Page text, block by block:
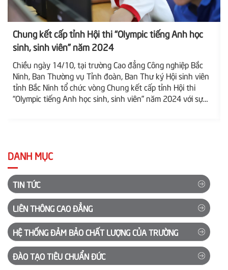
Chung kết cấp tỉnh Hội thi “Olympic tiếng Anh học
sinh, sinh viên” năm 2024
Chiều ngày 14/10, tại trường Cao đẳng Công nghiệp Bắc
Ninh, Ban Thường vụ Tỉnh đoàn, Ban Thư ký Hội sinh viên
tỉnh Bắc Ninh tổ chức vòng Chung kết cấp tỉnh Hội thi
“Olympic tiếng Anh học sinh, sinh viên” năm 2024 với sự
DANH MỤC
TIN TỨC
LIÊN THÔNG CAO ĐẲNG
HỆ THỐNG ĐẢM BẢO CHẤT LƯỢNG CỦA TRƯỜNG
ĐÀO TẠO TIÊU CHUẨN ĐỨC